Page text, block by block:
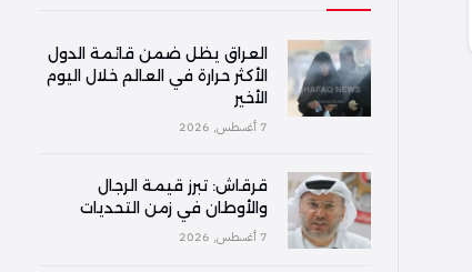
العراق يظل ضمن قائمة الدول
الأكثر حرارة في العالم خلال اليوم
الأخير
7 أغسطس, 2026
قرقاش: تبرز قيمة الرجال
والأوطان في زمن التحديات
7 أغسطس, 2026